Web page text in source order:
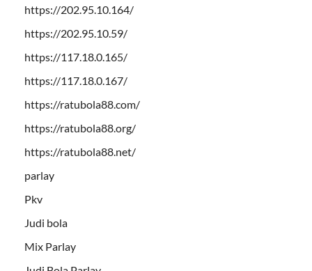
https://202.95.10.164/
https://202.95.10.59/
https://117.18.0.165/
https://117.18.0.167/
https://ratubola88.com/
https://ratubola88.org/
https://ratubola88.net/
parlay
Pkv
Judi bola
Mix Parlay